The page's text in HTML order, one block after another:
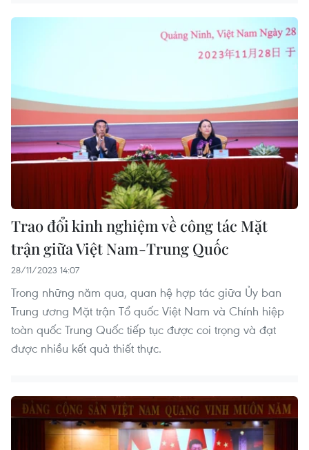
Trao đổi kinh nghiệm về công tác Mặt
trận giữa Việt Nam-Trung Quốc
28/11/2023 14:07
Trong những năm qua, quan hệ hợp tác giữa Ủy ban
Trung ương Mặt trận Tổ quốc Việt Nam và Chính hiệp
toàn quốc Trung Quốc tiếp tục được coi trọng và đạt
được nhiều kết quả thiết thực.